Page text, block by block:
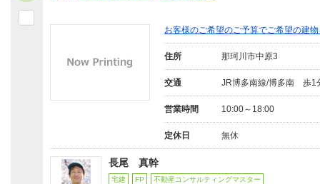
お客様のご希望のご予算でご希望の建
住所 那珂川市中原3
交通 JR博多南線/博多南 歩1
営業時間 10:00～18:00
定休日 無休
長尾 真幹
宅建 FP 不動産コンサルティングマスター